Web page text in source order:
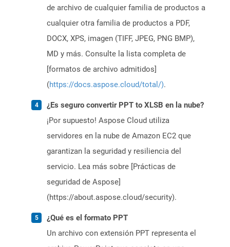
de archivo de cualquier familia de productos a
cualquier otra familia de productos a PDF,
DOCX, XPS, imagen (TIFF, JPEG, PNG BMP),
MD y más. Consulte la lista completa de
[formatos de archivo admitidos]
(https://docs.aspose.cloud/total/).
¿Es seguro convertir PPT to XLSB en la nube?
¡Por supuesto! Aspose Cloud utiliza
servidores en la nube de Amazon EC2 que
garantizan la seguridad y resiliencia del
servicio. Lea más sobre [Prácticas de
seguridad de Aspose]
(https://about.aspose.cloud/security).
¿Qué es el formato PPT
Un archivo con extensión PPT representa el